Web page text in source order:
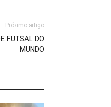
Próximo artigo
FUTSAL DO
MUNDO